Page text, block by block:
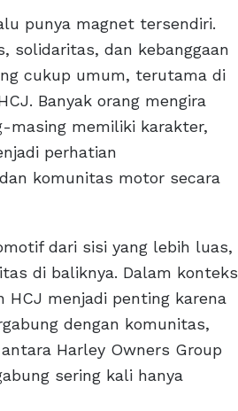
punya magnet tersendiri.
solidaritas, dan kebanggaan
cukup umum, terutama di
Banyak orang mengira
masing memiliki karakter,
perhatian
komunitas motor secara
dari sisi yang lebih luas,
di baliknya. Dalam konteks
HCJ menjadi penting karena
dengan komunitas,
Harley Owners Group
sering kali hanya